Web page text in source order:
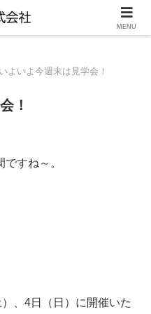
新築対応工務店
いよいよ今週末は見学会！
！
すね～。
、4日（日）に開催いた
MENU